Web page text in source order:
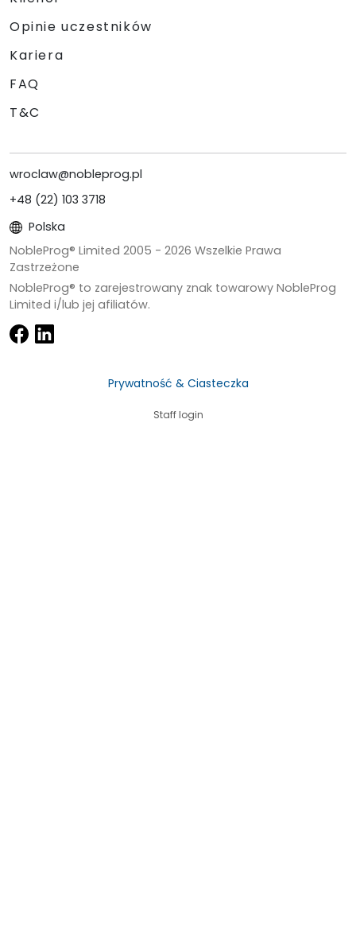
Opinie uczestników
Kariera
FAQ
T&C
wroclaw@nobleprog.pl
+48 (22) 103 3718
Polska
NobleProg® Limited 2005 - 2026 Wszelkie Prawa
Zastrzeżone
NobleProg® to zarejestrowany znak towarowy NobleProg
Limited i/lub jej afiliatów.
Prywatność & Ciasteczka
Staff login